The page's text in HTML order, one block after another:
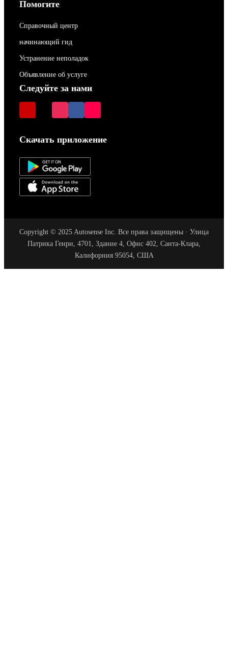
Помогите
Справочный центр
начинающий гид
Устранение неполадок
Объявление об услуге
Следуйте за нами
Скачать приложение
Copyright © 2025 Autosense Inc. Все права защищены · Улица
Патрика Генри, 4701, Здание 4, Офис 402, Санта-Клара,
Калифорния 95054, США